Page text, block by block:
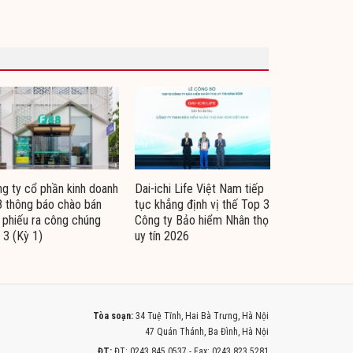
ty cổ phần kinh doanh
thông báo chào bán
ra công chúng
(Kỳ 1)
Dai-ichi Life Việt Nam tiếp
tục khẳng định vị thế Top 3
Công ty Bảo hiểm Nhân thọ
uy tín 2026
Tòa soạn: 34 Tuệ Tĩnh, Hai Bà Trưng, Hà Nội
47 Quán Thánh, Ba Đình, Hà Nội